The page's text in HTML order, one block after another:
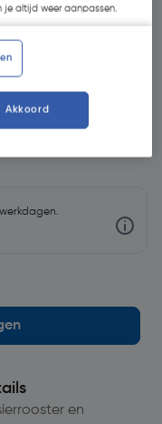
en
je altijd weer aanpassen.
Akkoord